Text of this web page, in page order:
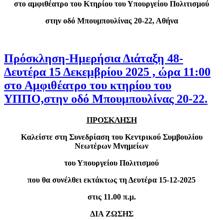
στο αμφιθέατρο του Κτηρίου του Υπουργείου Πολιτισμού
στην οδό Μπουμπουλίνας 20-22, Αθήνα
Πρόσκληση-Ημερήσια Διάταξη 48-
Δευτέρα 15 Δεκεμβρίου 2025 , ώρα 11:00
στο Αμφιθέατρο του κτηρίου του
ΥΠΠΟ,στην οδό Μπουμπουλίνας 20-22.
ΠΡΟΣΚΛΗΣΗ
Καλείστε στη Συνεδρίαση του Κεντρικού Συμβουλίου
Νεωτέρων Μνημείων
του Υπουργείου Πολιτισμού
που θα συνέλθει εκτάκτως τη Δευτέρα 15-12-2025
στις 11.00 π.μ.
ΔΙΑ ΖΩΣΗΣ